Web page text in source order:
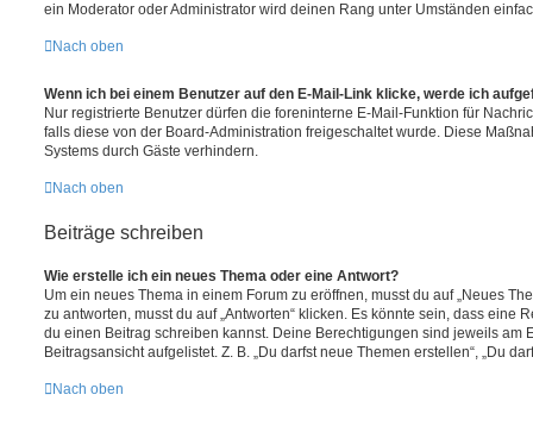
ein Moderator oder Administrator wird deinen Rang unter Umständen
Nach oben
Wenn ich bei einem Benutzer auf den E-Mail-Link klicke, werde ich
Nur registrierte Benutzer dürfen die foreninterne E-Mail-Funktion für
falls diese von der Board-Administration freigeschaltet wurde. Diese
Systems durch Gäste verhindern.
Nach oben
Beiträge schreiben
Wie erstelle ich ein neues Thema oder eine Antwort?
Um ein neues Thema in einem Forum zu eröffnen, musst du auf „Neues
zu antworten, musst du auf „Antworten“ klicken. Es könnte sein, dass eine
du einen Beitrag schreiben kannst. Deine Berechtigungen sind jeweils am
Beitragsansicht aufgelistet. Z. B. „Du darfst neue Themen erstellen“, „Du
Nach oben